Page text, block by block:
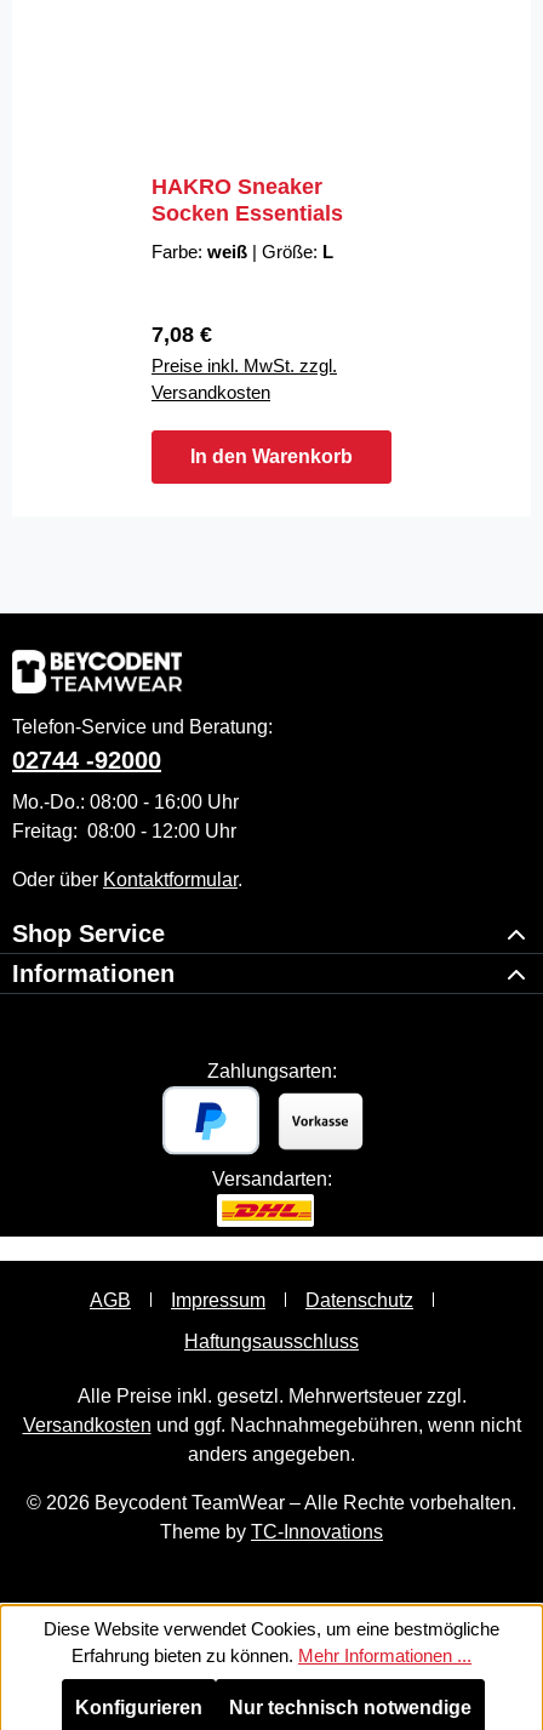
HAKRO Sneaker
Socken Essentials
Farbe: weiß | Größe: L
Regulärer Preis:
7,08 €
Preise inkl. MwSt. zzgl.
Versandkosten
In den Warenkorb
Telefon-Service und Beratung:
02744 -92000
Mo.-Do.: 08:00 - 16:00 Uhr
Freitag: 08:00 - 12:00 Uhr
Oder über Kontaktformular.
Shop Service
Informationen
Zahlungsarten:
Versandarten:
AGB Impressum
Datenschutz
Haftungsausschluss
Alle Preise inkl. gesetzl. Mehrwertsteuer zzgl.
Versandkosten und ggf. Nachnahmegebühren, wenn nicht
anders angegeben.
© 2026 Beycodent TeamWear – Alle Rechte vorbehalten.
Theme by TC-Innovations
Diese Website verwendet Cookies, um eine bestmögliche
Erfahrung bieten zu können. Mehr Informationen ...
Nur technisch notwendige
Konfigurieren